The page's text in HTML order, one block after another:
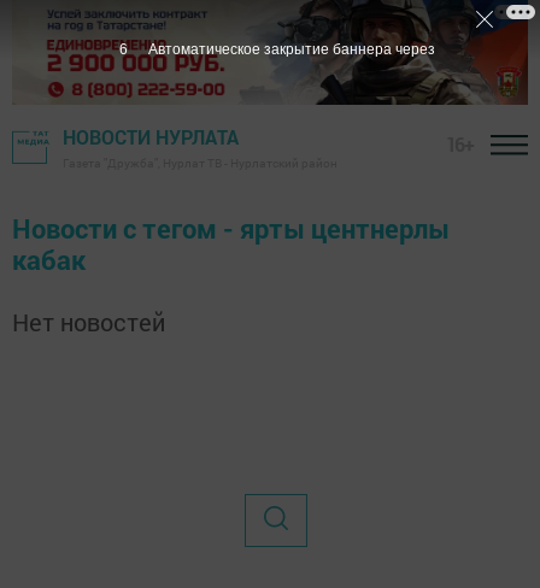
НОВОСТИ НУРЛАТА
Новости с тегом - ярты центнерлы
кабак
Нет новостей
6 Автоматическое закрытие баннера через